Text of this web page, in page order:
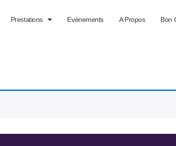
Prestations Evènements A Propos Bon